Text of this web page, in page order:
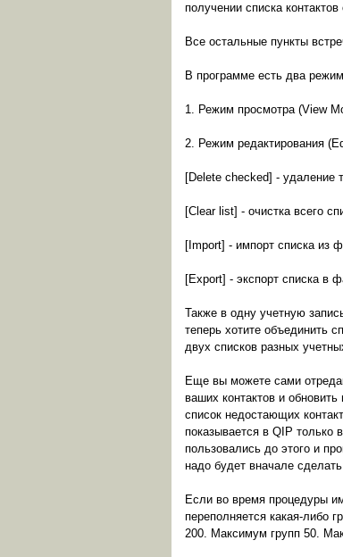
получении списка
Все остальные пункты
В программе есть два
1. Режим просмотра (View
2. Режим редактирования
[Delete checked] - удаление
[Clear list] - очистка всего
[Import] - импорт списка из
[Export] - экспорт списка в
Также в одну учетную
теперь хотите объединить
двух списков разных
Еще вы можете сами
ваших контактов и
список недостающих
показывается в QIP только
пользовались до этого и
надо будет вначале
Если во время процедуры
переполняется какая-либо
200. Максимум групп 50.